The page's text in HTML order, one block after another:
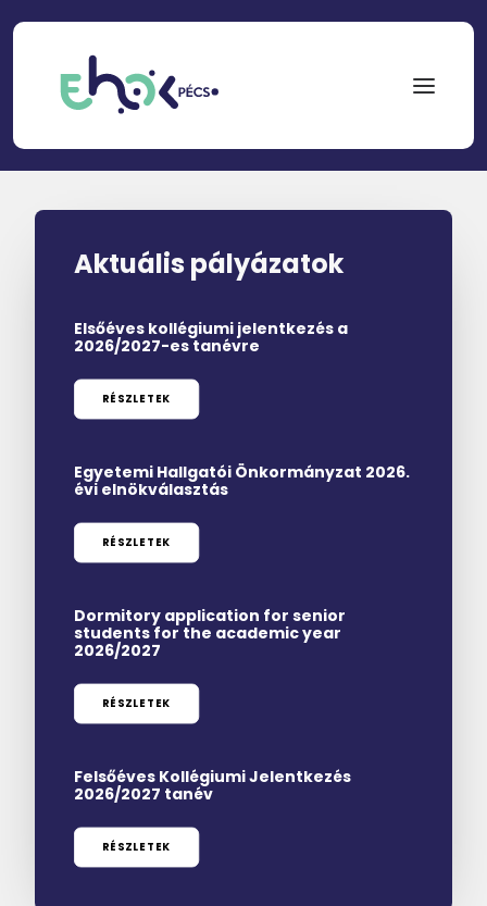
NEPTUN
ÖSZTÖNDÍJAK
PÁLYÁZATOK
HÍREK
MAGAZIN
DOKUMENTUMTÁR
DIÁKHITEL
HU
Aktuális pályázatok
Elsőéves kollégiumi jelentkezés a
2026/2027-es tanévre
RÉSZLETEK
Egyetemi Hallgatói Önkormányzat 2026.
évi elnökválasztás
RÉSZLETEK
Dormitory application for senior
students for the academic year
2026/2027
RÉSZLETEK
Felsőéves Kollégiumi Jelentkezés
2026/2027 tanév
RÉSZLETEK